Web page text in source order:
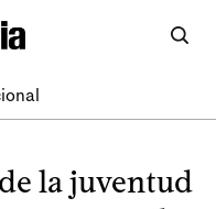
la juventud